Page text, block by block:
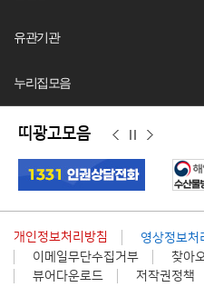
유관기관
누리집모음
띠광고모음
이
전
정
지
다
개인정보처리방침
영상정보처
이메일무단수집거부
찾아
뷰어다운로드
저작권정책